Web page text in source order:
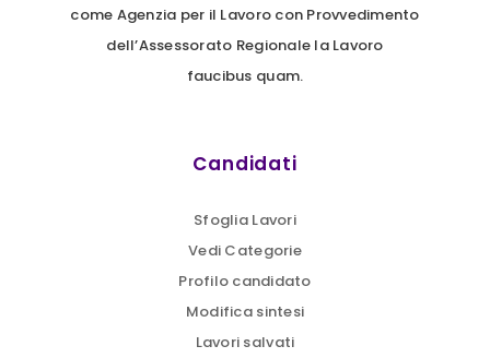
come Agenzia per il Lavoro con Provvedimento
dell’Assessorato Regionale la Lavoro
faucibus quam.
Candidati
Sfoglia Lavori
Vedi Categorie
Profilo candidato
Modifica sintesi
Lavori salvati